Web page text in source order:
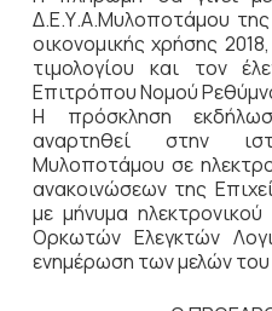
Δ.Ε.Υ.Α.Μυλοποτάμου της
οικονομικής χρήσης
τιμολογίου και τον
Επιτρόπου Νομού
Η πρόσκληση
αναρτηθεί στην
Μυλοποτάμου σε
ανακοινώσεων της
με μήνυμα
Ορκωτών Ελεγκτών
ενημέρωση των μελών του